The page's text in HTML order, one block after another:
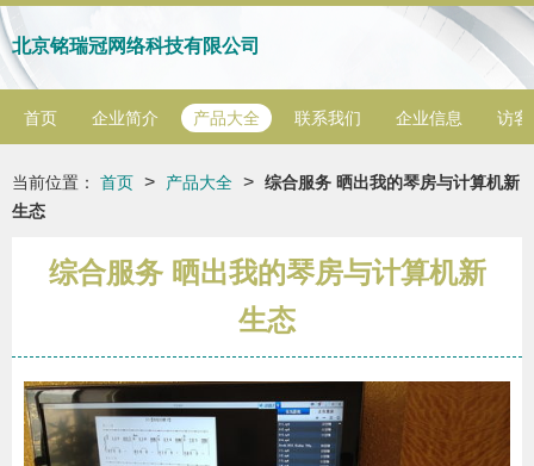
北京铭瑞冠网络科技有限公司
首页 企业简介 产品大全 联系我们 企业信息 访客
当前位置： 首页 > 产品大全 > 综合服务 晒出我的琴房与计算机新
生态
综合服务 晒出我的琴房与计算机新
生态